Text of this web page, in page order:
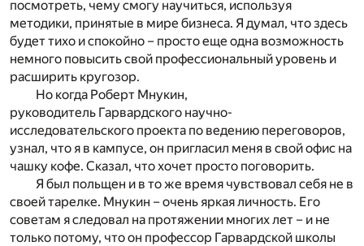
посмотреть, чему смогу научиться, используя
методики, принятые в мире бизнеса. Я думал, что здесь
будет тихо и спокойно – просто еще одна возможность
немного повысить свой профессиональный уровень и
расширить кругозор.
Но когда Роберт Мнукин,
руководитель Гарвардского научно-
исследовательского проекта по ведению переговоров,
узнал, что я в кампусе, он пригласил меня в свой офис на
чашку кофе. Сказал, что хочет просто поговорить.
Я был польщен и в то же время чувствовал себя не в
своей тарелке. Мнукин – очень яркая личность. Его
советам я следовал на протяжении многих лет – и не
только потому, что он профессор Гарвардской школы